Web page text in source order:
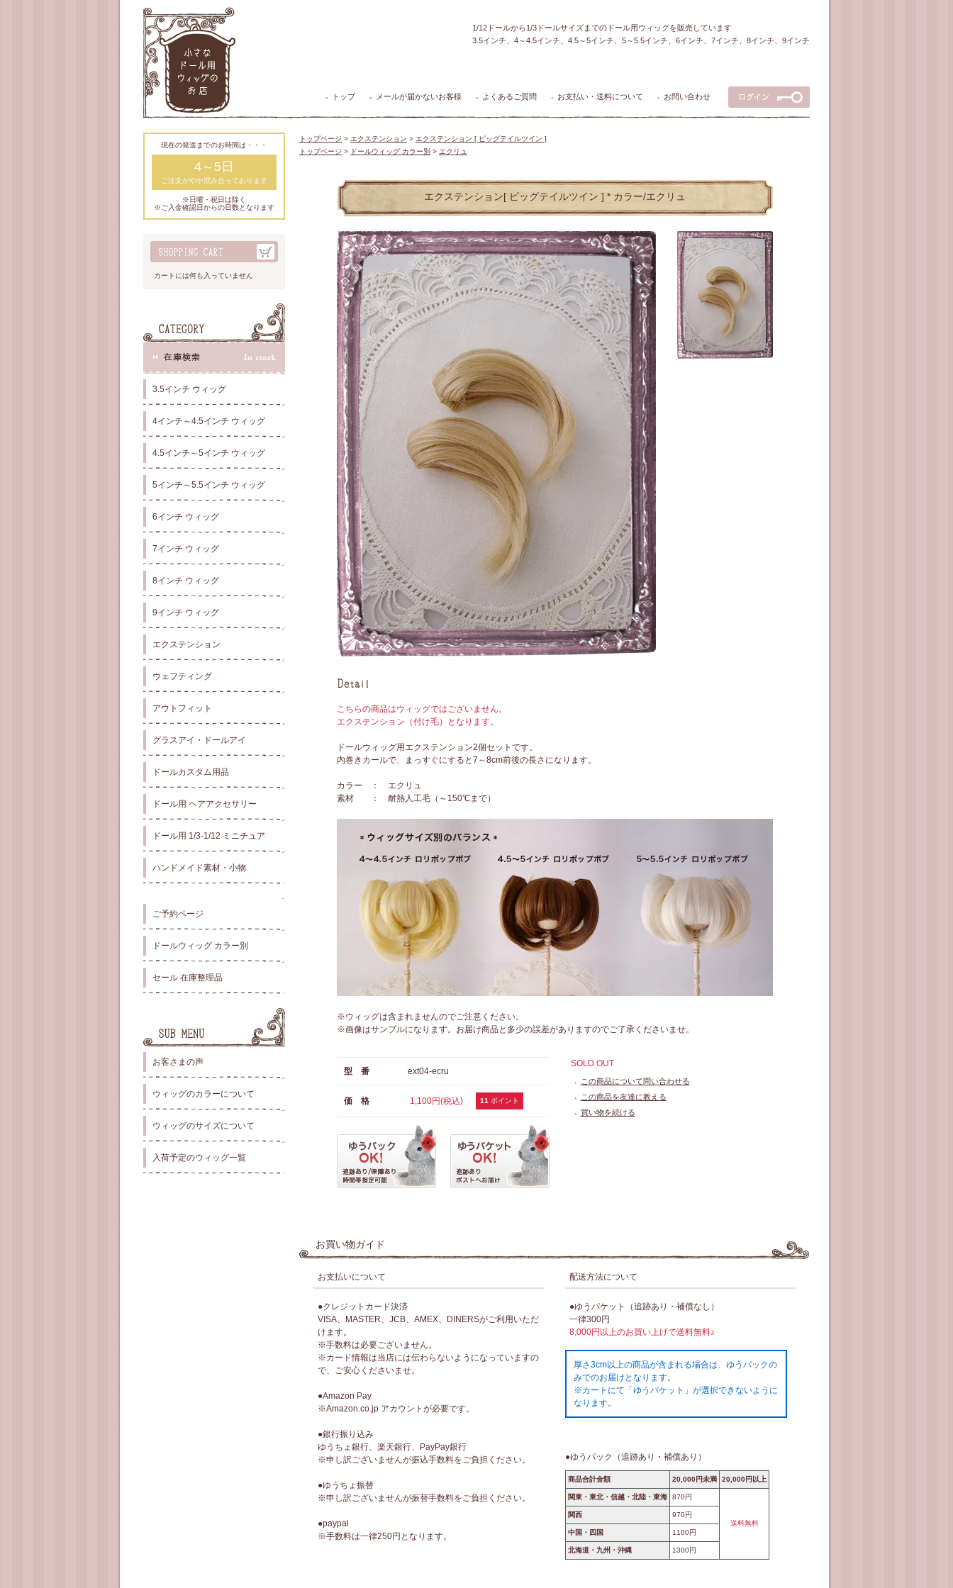
1/12ドールから1/3ドールサイズまでのドール用ウィッグを販売しています
3.5インチ、4～4.5インチ、4.5～5インチ、5～5.5インチ、6インチ、7インチ、8インチ、9インチ
● トップ ● メールが届かないお客様 ● よくあるご質問 ● お支払い・送料について ● お問い合わせ
現在の発送までのお時間は・・・
4～5日
ご注文がやや混み合っております
※日曜・祝日は除く
※ご入金確認日からの日数となります
カートには何も入っていません
3.5インチ ウィッグ
4インチ～4.5インチ ウィッグ
4.5インチ～5インチ ウィッグ
5インチ～5.5インチ ウィッグ
6インチ ウィッグ
7インチ ウィッグ
8インチ ウィッグ
9インチ ウィッグ
エクステンション
ウェフティング
アウトフィット
グラスアイ・ドールアイ
ドールカスタム用品
ドール用 ヘアアクセサリー
ドール用 1/3-1/12 ミニチュア
ハンドメイド素材・小物
ご予約ページ
ドールウィッグ カラー別
セール 在庫整理品
お客さまの声
ウィッグのカラーについて
ウィッグのサイズについて
入荷予定のウィッグ一覧
トップページ > エクステンション > エクステンション [ ピッグテイルツイン ]
トップページ > ドールウィッグ カラー別 > エクリュ
エクステンション[ ピッグテイルツイン ] * カラー/エクリュ
こちらの商品はウィッグではございません。
エクステンション（付け毛）となります。
ドールウィッグ用エクステンション2個セットです。
内巻きカールで、まっすぐにすると7～8cm前後の長さになります。
カラー ： エクリュ
素材 ： 耐熱人工毛（～150℃まで）
※ウィッグは含まれませんのでご注意ください。
※画像はサンプルになります。お届け商品と多少の誤差がありますのでご了承くださいませ。
型 番 ext04-ecru
価 格 1,100円(税込) 11 ポイント
SOLD OUT
● この商品について問い合わせる
● この商品を友達に教える
● 買い物を続ける
お買い物ガイド
お支払いについて
●クレジットカード決済
VISA、MASTER、JCB、AMEX、DINERSがご利用いただ
けます。
※手数料は必要ございません。
※カード情報は当店には伝わらないようになっていますの
で、ご安心くださいませ。
●Amazon Pay
※Amazon.co.jp アカウントが必要です。
●銀行振り込み
ゆうちょ銀行、楽天銀行、PayPay銀行
※申し訳ございませんが振込手数料をご負担ください。
●ゆうちょ振替
※申し訳ございませんが振替手数料をご負担ください。
●paypal
※手数料は一律250円となります。
配送方法について
●ゆうパケット（追跡あり・補償なし）
一律300円
8,000円以上のお買い上げで送料無料♪
厚さ3cm以上の商品が含まれる場合は、ゆうパックの
みでのお届けとなります。
※カートにて「ゆうパケット」が選択できないように
なります。
●ゆうパック（追跡あり・補償あり）
商品合計金額 20,000円未満 20,000円以上
関東・東北・信越・北陸・東海 870円
送料無料
関西 970円
中国・四国 1100円
北海道・九州・沖縄 1300円